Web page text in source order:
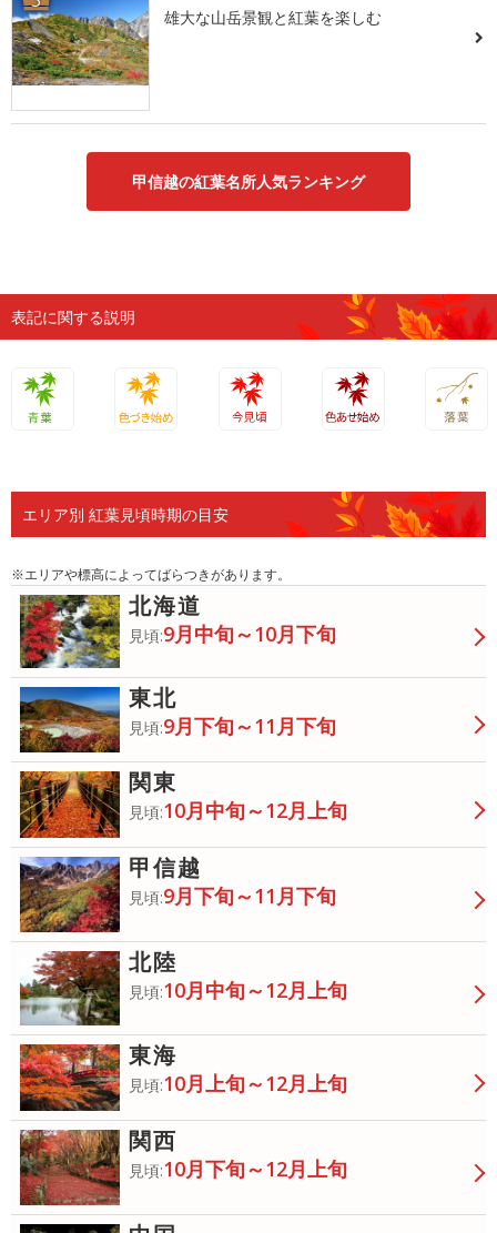
雄大な山岳景観と紅葉を楽しむ
甲信越の紅葉名所人気ランキング
表記に関する説明
エリア別 紅葉見頃時期の目安
※エリアや標高によってばらつきがあります。
北海道
見頃:9月中旬～10月下旬
東北
見頃:9月下旬～11月下旬
関東
見頃:10月中旬～12月上旬
甲信越
見頃:9月下旬～11月下旬
北陸
見頃:10月中旬～12月上旬
東海
見頃:10月上旬～12月上旬
関西
見頃:10月下旬～12月上旬